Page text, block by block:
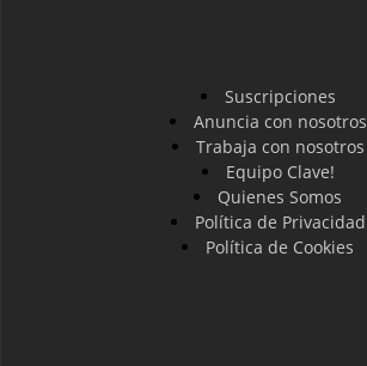
Suscripciones
Anuncia con nosotros
Trabaja con nosotros
Equipo Clave!
Quienes Somos
Política de Privacidad
Política de Cookies